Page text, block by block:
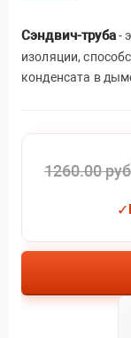
Сэндвич-труба-
изоляции,
конденсата в
1260.00
✓